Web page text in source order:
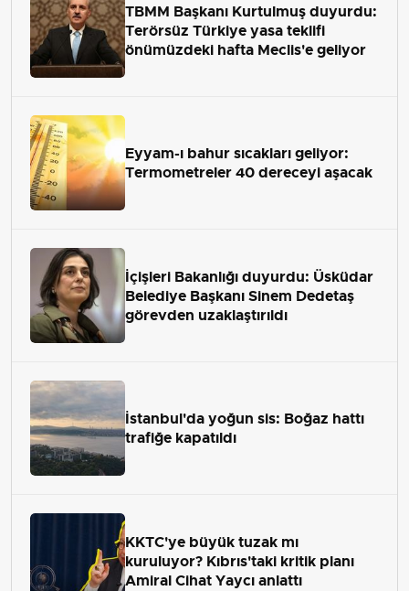
TBMM Başkanı Kurtulmuş duyurdu:
Terörsüz Türkiye yasa teklifi
önümüzdeki hafta Meclis'e geliyor
Eyyam-ı bahur sıcakları geliyor:
Termometreler 40 dereceyi aşacak
İçişleri Bakanlığı duyurdu: Üsküdar
Belediye Başkanı Sinem Dedetaş
görevden uzaklaştırıldı
İstanbul'da yoğun sis: Boğaz hattı
trafiğe kapatıldı
KKTC'ye büyük tuzak mı
kuruluyor? Kıbrıs'taki kritik planı
Amiral Cihat Yaycı anlattı